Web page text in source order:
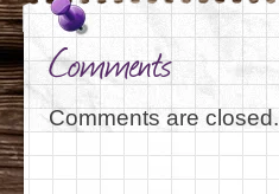
Comments
Comments are closed.